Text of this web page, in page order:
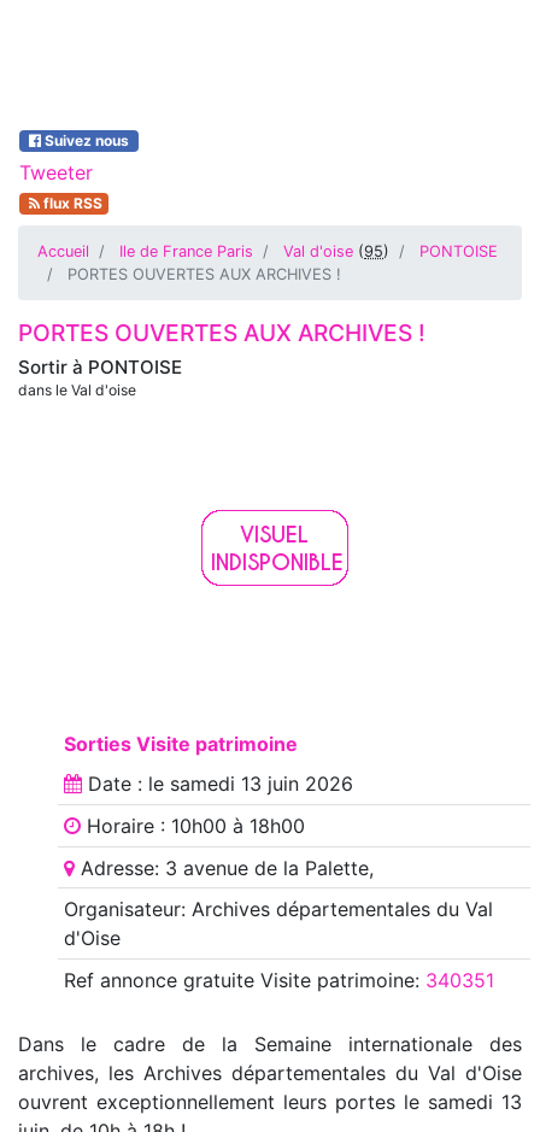
Suivez nous
Tweeter
flux RSS
Accueil Ile de France Paris Val d'oise (95)
PONTOISE
PORTES OUVERTES AUX ARCHIVES !
Sortir à PONTOISE
dans le Val d'oise
PORTES OUVERTES AUX ARCHIVES !
Sorties Visite patrimoine
Date : le samedi 13 juin 2026
Horaire : 10h00 à 18h00
Adresse: 3 avenue de la Palette,
Organisateur: Archives départementales du Val
d'Oise
Ref annoncegratuite Visite patrimoine: 340351
Dans le cadre de la Semaine internationale des
archives, les Archives départementales du Val d'Oise
ouvrent exceptionnellement leurs portes le samedi 13